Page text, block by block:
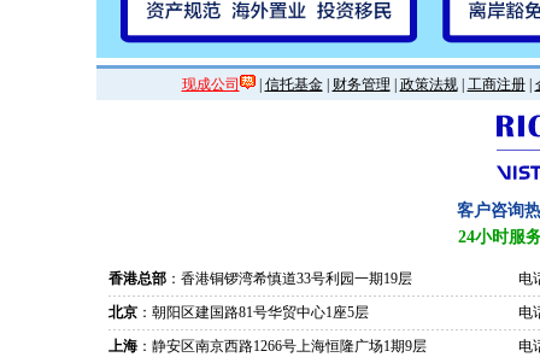
现成公司 | 信托基金| 财务管理 政策法规| 工商注册|
客户咨询
24小时服
香港总部 ：香港铜锣湾希慎道33号利园一期19层
电
北京 ：朝阳区建国路81号华贸中心1座5层
电
上海 ：静安区南京西路1266号上海恒隆广场1期9层
电